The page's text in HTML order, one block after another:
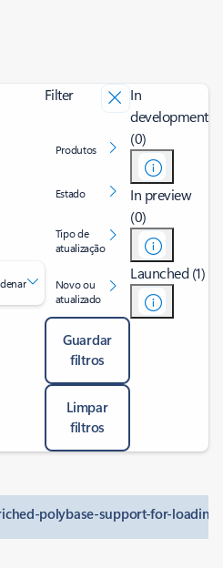
Filter
Produtos
Estado
Tipo de
atualização
Novo ou
atualizado
Guardar
filtros
Limpar
filtros
In
development
(0)
In preview
(0)
Launched (1)
polybase-support-for-